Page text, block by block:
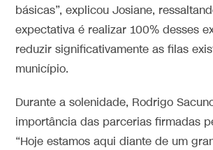
básicas”, explicou Josiane,
expectativa é realizar 100% desses
reduzir significativamente as filas
município.
Durante a solenidade, Rodrigo
importância das parcerias firmadas
“Hoje estamos aqui diante de um